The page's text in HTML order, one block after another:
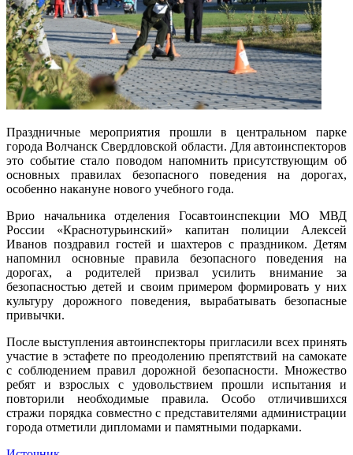
Праздничные мероприятия прошли в центральном парке
города Волчанск Свердловской области. Для автоинспекторо­в
это событие стало поводом напомнить присутс­твующим об
основных правилах безопасного поведения на дорога­х,
особенно накануне нового учебного года.
Врио начальника отделения Госавтоинспекции МО МВД
России «Краснотурьинский» капитан полиции Алексей
Иванов поздравил гостей и шахтеров с праздником. Детям
напомнил основные правила безопасного поведения на
дорогах, а родителей призвал усилить внимание за
безопасностью детей и своим примером формировать у них
культуру дорожного поведения, вырабатывать безопасные
привычки.
После выступления автоинспекторы пригласили всех принять
участие в эстафете по преодолению препятствий на самокате
с соблюдением правил дорожной безопасности. Множество
ребят и взрослых с удовольствием прошли испытания и
повторили необходимые правила. Особо отличившихся
стражи порядка совместно с представителями администрации
города отметили дипломами и памятными подарками.